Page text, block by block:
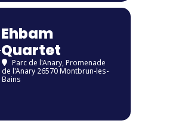
Ehbam
Quartet
Parc de l'Anary, Promenade
de l'Anary 26570 Montbrun-les-
Bains